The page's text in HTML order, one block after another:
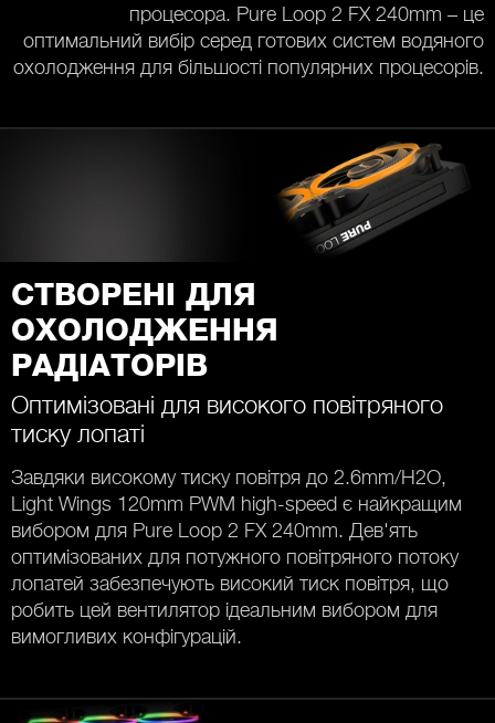
процесора. Pure Loop 2 FX 240mm – це
оптимальний вибір серед готових систем водяного
охолодження для більшості популярних процесорів.
СТВОРЕНІ ДЛЯ
ОХОЛОДЖЕННЯ
РАДІАТОРІВ
Оптимізовані для високого повітряного
тиску лопаті
Завдяки високому тиску повітря до 2.6mm/H2O,
Light Wings 120mm PWM high-speed є найкращим
вибором для Pure Loop 2 FX 240mm. Дев'ять
оптимізованих для потужного повітряного потоку
лопатей забезпечують високий тиск повітря, що
робить цей вентилятор ідеальним вибором для
вимогливих конфігурацій.